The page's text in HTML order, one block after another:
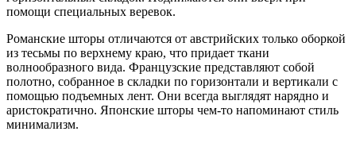
помощи специальных веревок.
Романские шторы отличаются от австрийских только оборкой
из тесьмы по верхнему краю, что придает ткани
волнообразного вида. Французские представляют собой
полотно, собранное в складки по горизонтали и вертикали с
помощью подъемных лент. Они всегда выглядят нарядно и
аристократично. Японские шторы чем-то напоминают стиль
минимализм.